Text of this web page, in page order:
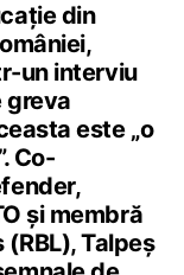
din
un interviu
greva
este „o
Co-
și membră
Talpeș